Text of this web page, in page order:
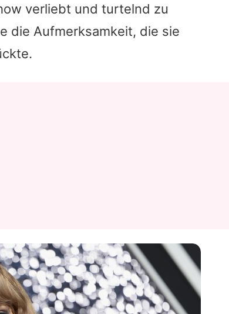
verliebt und turtelnd zu
die Aufmerksamkeit, die sie